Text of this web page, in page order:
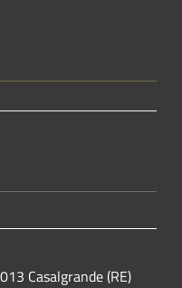
Casalgrande (RE)